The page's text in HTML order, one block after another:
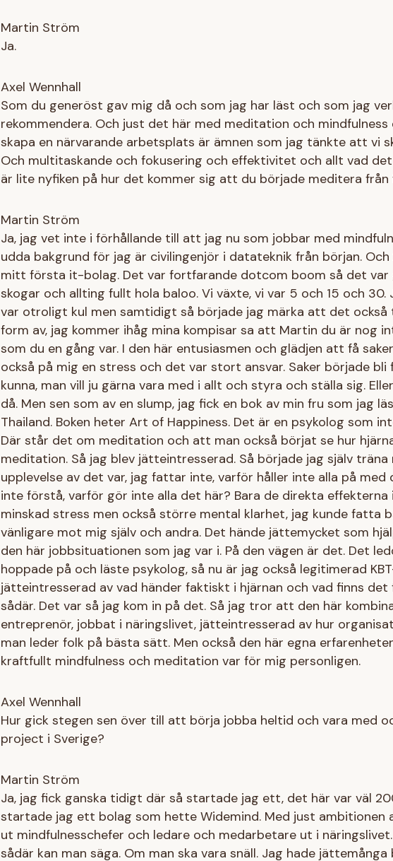
Martin Ström
Ja.
Axel Wennhall
Som du generöst gav mig då och som jag har läst och som jag
rekommendera. Och just det här med meditation och mindfulness
skapa en närvarande arbetsplats är ämnen som jag tänkte att vi
Och multitaskande och fokusering och effektivitet och allt vad det
är lite nyfiken på hur det kommer sig att du började meditera
Martin Ström
Ja, jag vet inte i förhållande till att jag nu som jobbar med
udda bakgrund för jag är civilingenjör i datateknik från början.
mitt första it-bolag. Det var fortfarande dotcom boom så det var
skogar och allting fullt hola baloo. Vi växte, vi var 5 och 15 och
var otroligt kul men samtidigt så började jag märka att det också
form av, jag kommer ihåg mina kompisar sa att Martin du är nog
som du en gång var. I den här entusiasmen och glädjen att få
också på mig en stress och det var stort ansvar. Saker började
kunna, man vill ju gärna vara med i allt och styra och ställa sig.
då. Men sen som av en slump, jag fick en bok av min fru som jag
Thailand. Boken heter Art of Happiness. Det är en psykolog som
Där står det om meditation och att man också börjat se hur
meditation. Så jag blev jätteintresserad. Så började jag själv träna
upplevelse av det var, jag fattar inte, varför håller inte alla på med
inte förstå, varför gör inte alla det här? Bara de direkta effekterna
minskad stress men också större mental klarhet, jag kunde fatta
vänligare mot mig själv och andra. Det hände jättemycket som
den här jobbsituationen som jag var i. På den vägen är det. Det
hoppade på och läste psykolog, så nu är jag också legitimerad
jätteintresserad av vad händer faktiskt i hjärnan och vad finns
sådär. Det var så jag kom in på det. Så jag tror att den här
entreprenör, jobbat i näringslivet, jätteintresserad av hur
man leder folk på bästa sätt. Men också den här egna
kraftfullt mindfulness och meditation var för mig personligen.
Axel Wennhall
Hur gick stegen sen över till att börja jobba heltid och vara med
project i Sverige?
Martin Ström
Ja, jag fick ganska tidigt där så startade jag ett, det här var väl
startade jag ett bolag som hette Widemind. Med just
ut mindfulnesschefer och ledare och medarbetare ut i
sådär kan man säga. Om man ska vara snäll. Jag hade